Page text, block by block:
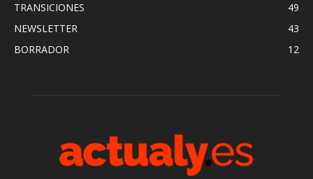
TRANSICIONES
49
NEWSLETTER
43
BORRADOR
12